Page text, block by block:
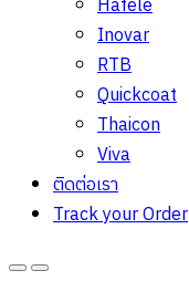
Hafele
Inovar
RTB
Quickcoat
Thaicon
Viva
ติดต่อเรา
Track your Order
OpenClose